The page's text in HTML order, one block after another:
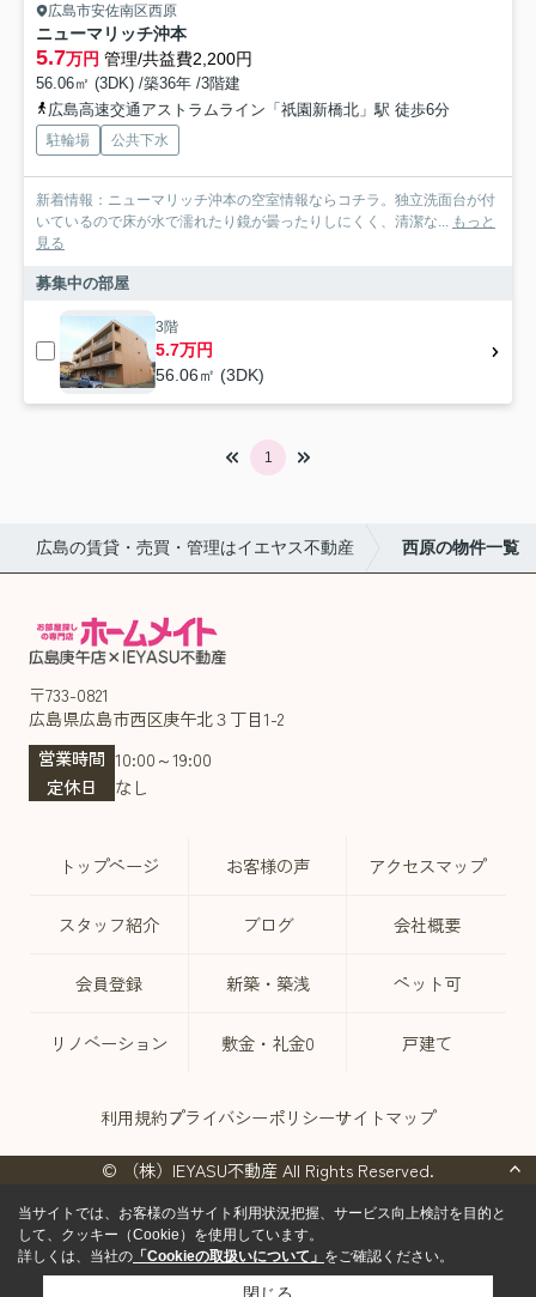
広島市安佐南区西原
ニューマリッチ沖本
5.7万円 管理/共益費2,200円
56.06㎡ (3DK) /築36年 /3階建
広島高速交通アストラムライン「祇園新橋北」駅 徒歩6分
駐輪場 公共下水
新着情報：ニューマリッチ沖本の空室情報ならコチラ。独立洗面台が付
いているので床が水で濡れたり鏡が曇ったりしにくく、清潔な... もっと
見る
募集中の部屋
3階
5.7万円
56.06㎡ (3DK)
1
広島の賃貸・売買・管理はイエヤス不動産 西原の物件一覧
〒733-0821
広島県広島市西区庚午北３丁目1-2
営業時間 10:00～19:00
定休日
なし
トップページ お客様の声 アクセスマップ
スタッフ紹介 ブログ 会社概要
会員登録 新築・築浅 ペット可
リノベーション 敷金・礼金0 戸建て
利用規約プライバシーポリシーサイトマップ
© （株）IEYASU不動産 All Rights Reserved.
当サイトでは、お客様の当サイト利用状況把握、サービス向上検討を目的と
して、クッキー（Cookie）を使用しています。
詳しくは、当社の 「Cookieの取扱いについて」 をご確認ください。